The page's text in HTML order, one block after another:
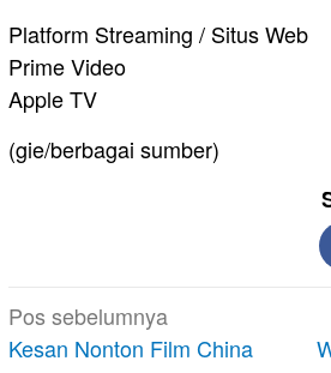
Platform Streaming / Situs Web
Prime Video⁠
Apple TV⁠
(gie/berbagai sumber)
Navigasi
pos
Pos sebelumnya
Kesan Nonton Film China